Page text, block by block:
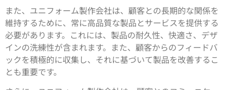
また、ユニフォーム製作会社は、顧客との長期的な関係を
維持するために、常に高品質な製品とサービスを提供する
必要があります。これには、製品の耐久性、快適さ、デザ
インの洗練性が含まれます。また、顧客からのフィードバ
ックを積極的に収集し、それに基づいて製品を改善するこ
とも重要です。